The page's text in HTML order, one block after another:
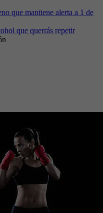
que mantiene alerta a 1 de
que querrás repetir